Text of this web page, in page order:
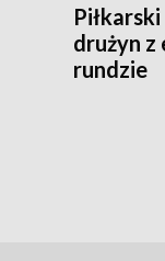
drużyn z
rundzie